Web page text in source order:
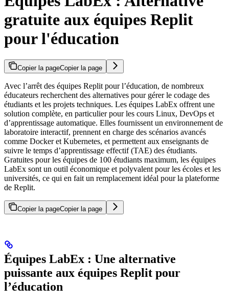
gratuite aux équipes Replit
pour l'éducation
Copier la pageCopier la page
Avec l’arrêt des équipes Replit pour l’éducation, de nombreux
éducateurs recherchent des alternatives pour gérer le codage des
étudiants et les projets techniques. Les équipes LabEx offrent une
solution complète, en particulier pour les cours Linux, DevOps et
d’apprentissage automatique. Elles fournissent un environnement de
laboratoire interactif, prennent en charge des scénarios avancés
comme Docker et Kubernetes, et permettent aux enseignants de
suivre le temps d’apprentissage effectif (TAE) des étudiants.
Gratuites pour les équipes de 100 étudiants maximum, les équipes
LabEx sont un outil économique et polyvalent pour les écoles et les
universités, ce qui en fait un remplacement idéal pour la plateforme
de Replit.
Copier la pageCopier la page
Équipes LabEx : Une alternative
puissante aux équipes Replit pour
l’éducation